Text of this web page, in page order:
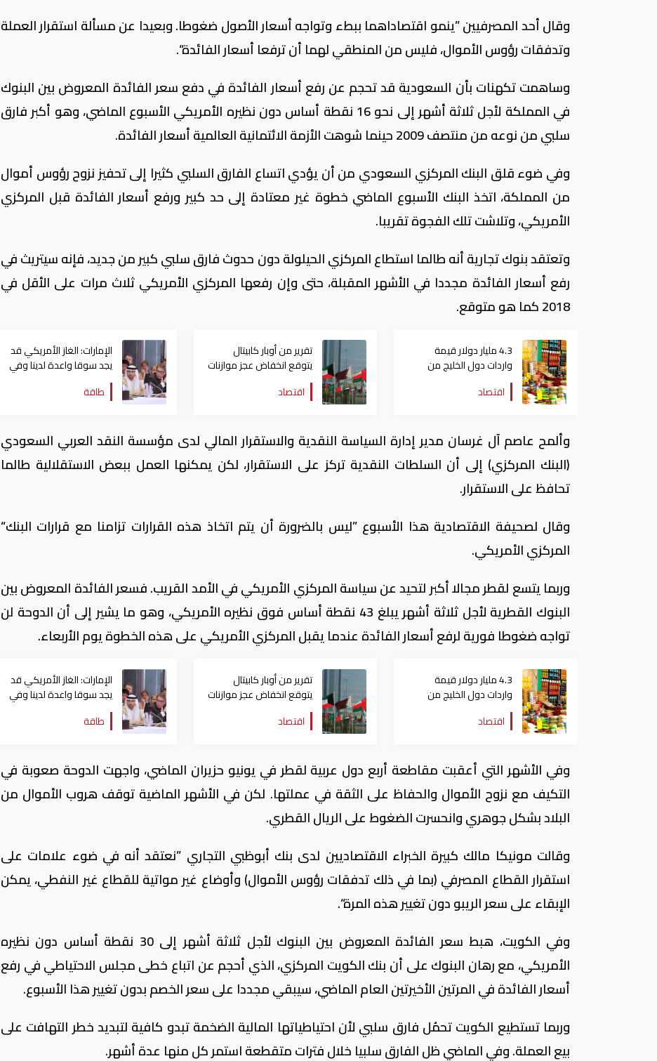
وقال أحد المصرفيين ”ينمو اقتصاداهما ببطء وتواجه أسعار الأصول ضغوطا. وبعيدا عن مسألة استقرار العملة
وتدفقات رؤوس الأموال، فليس من المنطقي لهما أن ترفعا أسعار الفائدة“.
وساهمت تكهنات بأن السعودية قد تحجم عن رفع أسعار الفائدة في دفع سعر الفائدة المعروض بين البنوك
في المملكة لأجل ثلاثة أشهر إلى نحو 16 نقطة أساس دون نظيره الأمريكي الأسبوع الماضي، وهو أكبر فارق
سلبي من نوعه من منتصف 2009 حينما شوهت الأزمة الائتمانية العالمية أسعار الفائدة.
وفي ضوء قلق البنك المركزي السعودي من أن يؤدي اتساع الفارق السلبي كثيرا إلى تحفيز نزوح رؤوس أموال
من المملكة، اتخذ البنك الأسبوع الماضي خطوة غير معتادة إلى حد كبير ورفع أسعار الفائدة قبل المركزي
الأمريكي، وتلاشت تلك الفجوة تقريبا.
وتعتقد بنوك تجارية أنه طالما استطاع المركزي الحيلولة دون حدوث فارق سلبي كبير من جديد، فإنه سيتريث في
رفع أسعار الفائدة مجددا في الأشهر المقبلة، حتى وإن رفعها المركزي الأمريكي ثلاث مرات على الأقل في
2018 كما هو متوقع.
4.3 مليار دولار قيمة
واردات دول الخليج من
المنتجات الغذائية لدول
أميركا اللاتينية
اقتصاد
تقرير من أوبار كابيتال
يتوقع انخفاض عجز موازنات
دول الخليج فى 2018
اقتصاد
الإمارات: الغاز الأمريكي قد
يجد سوقا واعدة لدينا وفي
ودول الخليج | صور
طاقة
وألمح عاصم آل غرسان مدير إدارة السياسة النقدية والاستقرار المالي لدى مؤسسة النقد العربي السعودي
(البنك المركزي) إلى أن السلطات النقدية تركز على الاستقرار، لكن يمكنها العمل ببعض الاستقلالية طالما
تحافظ على الاستقرار.
وقال لصحيفة الاقتصادية هذا الأسبوع ”ليس بالضرورة أن يتم اتخاذ هذه القرارات تزامنا مع قرارات البنك“
المركزي الأمريكي.
وربما يتسع لقطر مجالا أكبر لتحيد عن سياسة المركزي الأمريكي في الأمد القريب. فسعر الفائدة المعروض بين
البنوك القطرية لأجل ثلاثة أشهر يبلغ 43 نقطة أساس فوق نظيره الأمريكي، وهو ما يشير إلى أن الدوحة لن
تواجه ضغوطا فورية لرفع أسعار الفائدة عندما يقبل المركزي الأمريكي على هذه الخطوة يوم الأربعاء.
4.3 مليار دولار قيمة
واردات دول الخليج من
المنتجات الغذائية لدول
أميركا اللاتينية
اقتصاد
تقرير من أوبار كابيتال
يتوقع انخفاض عجز موازنات
دول الخليج فى 2018
اقتصاد
الإمارات: الغاز الأمريكي قد
يجد سوقا واعدة لدينا وفي
ودول الخليج | صور
طاقة
وفي الأشهر التي أعقبت مقاطعة أربع دول عربية لقطر في يونيو حزيران الماضي، واجهت الدوحة صعوبة في
التكيف مع نزوح الأموال والحفاظ على الثقة في عملتها. لكن في الأشهر الماضية توقف هروب الأموال من
البلاد بشكل جوهري وانحسرت الضغوط على الريال القطري.
وقالت مونيكا مالك كبيرة الخبراء الاقتصاديين لدى بنك أبوظبي التجاري ”نعتقد أنه في ضوء علامات على
استقرار القطاع المصرفي (بما في ذلك تدفقات رؤوس الأموال) وأوضاع غير مواتية للقطاع غير النفطي، يمكن
الإبقاء على سعر الريبو دون تغيير هذه المرة“.
وفي الكويت، هبط سعر الفائدة المعروض بين البنوك لأجل ثلاثة أشهر إلى 30 نقطة أساس دون نظيره
الأمريكي، مع رهان البنوك على أن بنك الكويت المركزي، الذي أحجم عن اتباع خطى مجلس الاحتياطي في رفع
أسعار الفائدة في المرتين الأخيرتين العام الماضي، سيبقي مجددا على سعر الخصم بدون تغيير هذا الأسبوع.
وربما تستطيع الكويت تحمُل فارق سلبي لأن احتياطياتها المالية الضخمة تبدو كافية لتبديد خطر التهافت على
بيع العملة. وفي الماضي ظل الفارق سلبيا خلال فترات متقطعة استمر كل منها عدة أشهر.